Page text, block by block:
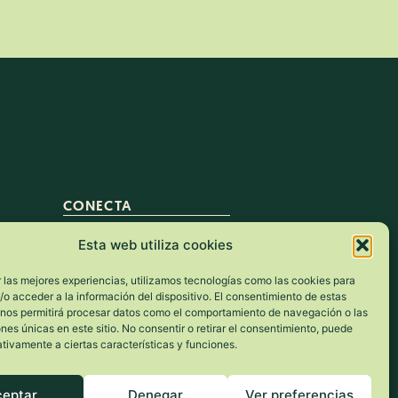
Esta web utiliza cookies
las mejores experiencias, utilizamos tecnologías como las cookies para
o acceder a la información del dispositivo. El consentimiento de estas
permitirá procesar datos como el comportamiento de navegación o las
únicas en este sitio. No consentir o retirar el consentimiento, puede
a ciertas características y funciones.
Denegar Ver preferencias
CONECTA
Facebook